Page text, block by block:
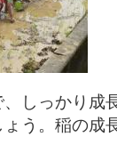
しっかり成
ょう。稲の成